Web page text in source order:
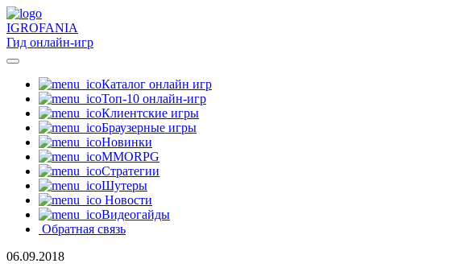
IGROFANIA
Гид онлайн-игр
Каталог онлайн игр
Топ-10 онлайн-игр
Клиентские игры
Браузерные игры
Новинки
MMORPG
Стратегии
Шутеры
Новости
Видеогайды
Обратная связь
06.09.2018